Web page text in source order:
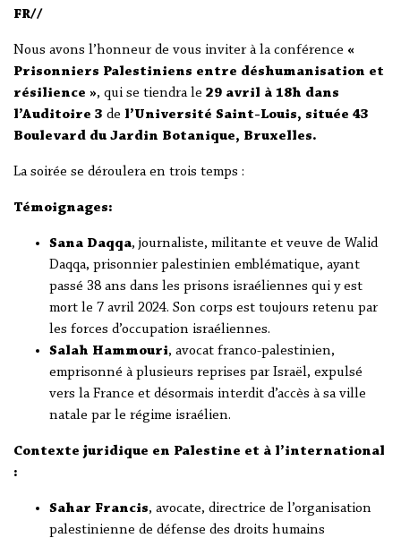
FR//
Nous avons l’honneur de vous inviter à la conférence «
Prisonniers Palestiniens entre déshumanisation et
résilience », qui se tiendra le 29 avril à 18h dans
l’Auditoire 3 de l’Université Saint-Louis, située 43
Boulevard du Jardin Botanique, Bruxelles.
La soirée se déroulera en trois temps :
Témoignages:
Sana Daqqa, journaliste, militante et veuve de Walid
Daqqa, prisonnier palestinien emblématique, ayant
passé 38 ans dans les prisons israéliennes qui y est
mort le 7 avril 2024. Son corps est toujours retenu par
les forces d’occupation israéliennes.
Salah Hammouri, avocat franco-palestinien,
emprisonné à plusieurs reprises par Israël, expulsé
vers la France et désormais interdit d’accès à sa ville
natale par le régime israélien.
Contexte juridique en Palestine et à l’international
:
Sahar Francis, avocate, directrice de l’organisation
palestinienne de défense des droits humains